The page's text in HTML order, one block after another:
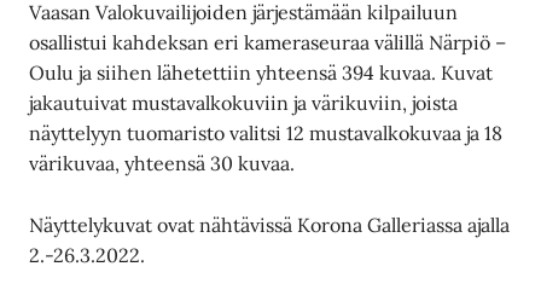
Vaasan Valokuvailijoiden järjestämään kilpailuun
osallistui kahdeksan eri kameraseuraa välillä Närpiö –
Oulu ja siihen lähetettiin yhteensä 394 kuvaa. Kuvat
jakautuivat mustavalkokuviin ja värikuviin, joista
näyttelyyn tuomaristo valitsi 12 mustavalkokuvaa ja 18
värikuvaa, yhteensä 30 kuvaa.
Näyttelykuvat ovat nähtävissä Korona Galleriassa ajalla
2.-26.3.2022.